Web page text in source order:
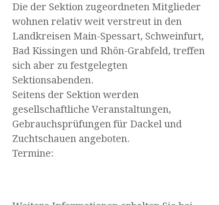
Die der Sektion zugeordneten Mitglieder
wohnen relativ weit verstreut in den
Landkreisen Main-Spessart, Schweinfurt,
Bad Kissingen und Rhön-Grabfeld, treffen
sich aber zu festgelegten
Sektionsabenden.
Seitens der Sektion werden
gesellschaftliche Veranstaltungen,
Gebrauchsprüfungen für Dackel und
Zuchtschauen angeboten.
Termine: